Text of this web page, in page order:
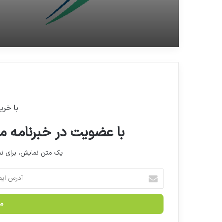
با
با عضویت در خبرنامه
یک متن نمایش،
ر
ا